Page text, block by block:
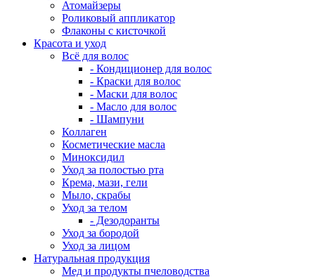
Атомайзеры
Роликовый аппликатор
Флаконы с кисточкой
Красота и уход
Всё для волос
- Кондиционер для волос
- Краски для волос
- Маски для волос
- Масло для волос
- Шампуни
Коллаген
Косметические масла
Миноксидил
Уход за полостью рта
Крема, мази, гели
Мыло, скрабы
Уход за телом
- Дезодоранты
Уход за бородой
Уход за лицом
Натуральная продукция
Мед и продукты пчеловодства